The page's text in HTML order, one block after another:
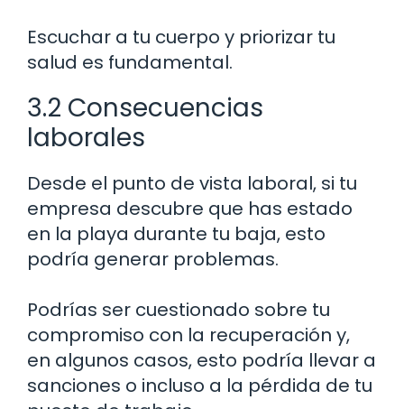
Escuchar a tu cuerpo y priorizar tu
salud es fundamental.
3.2 Consecuencias
laborales
Desde el punto de vista laboral, si tu
empresa descubre que has estado
en la playa durante tu baja, esto
podría generar problemas.
Podrías ser cuestionado sobre tu
compromiso con la recuperación y,
en algunos casos, esto podría llevar a
sanciones o incluso a la pérdida de tu